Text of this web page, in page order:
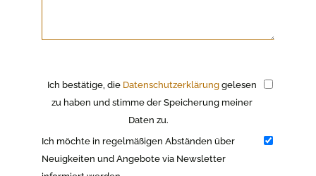
Ich bestätige, die Datenschutzerklärunggelesen
zu haben und stimme der Speicherung meiner
Daten zu.
Ich möchte in regelmäßigen Abständen über
Neuigkeiten und Angebote via Newsletter